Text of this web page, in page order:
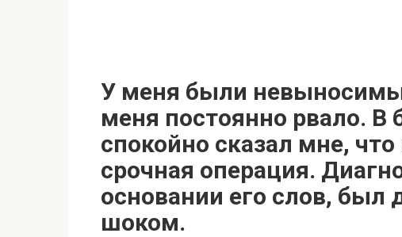
У меня были
меня постоянно рвало. В
спокойно сказал мне,
срочная операция.
основании его слов,
шоком.